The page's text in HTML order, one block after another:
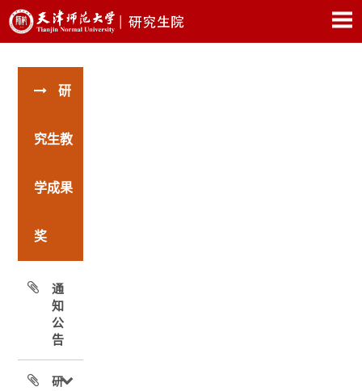
研
究生教
学成果
奖
通
知
公
告
研